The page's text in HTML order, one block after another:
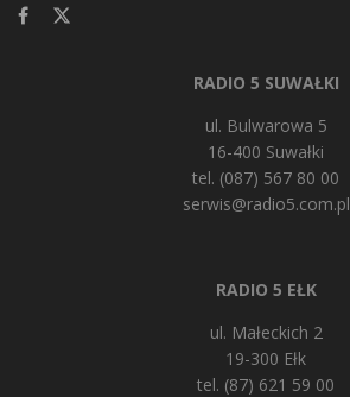
RADIO 5 SUWAŁKI
ul. Bulwarowa 5
16-400 Suwałki
tel. (087) 567 80 00
serwis@radio5.com.pl
RADIO 5 EŁK
ul. Małeckich 2
19-300 Ełk
tel. (87) 621 59 00